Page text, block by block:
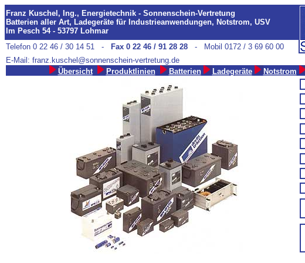
Franz Kuschel, Ing., Energietechnik - Sonnenschein-Vertretung
Batterien aller Art, Ladegeräte für Industrieanwendungen, Notstrom, USV
Im Pesch 54 - 53797 Lohmar
Telefon 0 22 46 / 30 14 51 -
Fax 0 22 46 / 91 28 28 - Mobil 0172 / 3 69 60 00
E-Mail: franz.kuschel@sonnenschein-vertretung.de
Übersicht
Produktlinien Batterien Ladegeräte Notstrom